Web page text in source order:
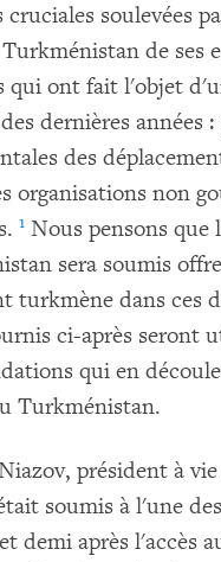
soulevées
de ses
ont fait l'objet
dernières années
des
non
1 Nous pensons que
sera soumis
turkmène dans ces
ci-après seront
qui en
Turkménistan.
président à
soumis à l'une
demi après l'accès